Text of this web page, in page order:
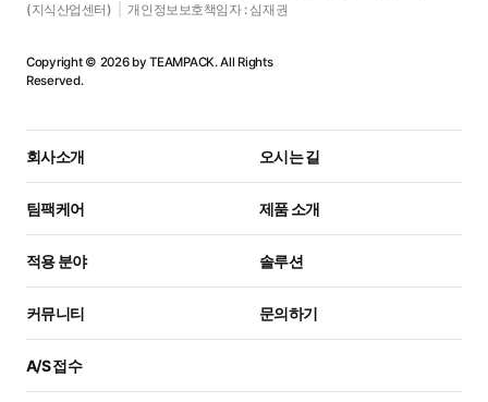
(지식산업센터)
개인정보보호책임자 : 심재권
Copyright © 2026 by TEAMPACK. All Rights
Reserved.
회사소개 오시는 길
팀팩케어 제품 소개
적용 분야 솔루션
커뮤니티 문의하기
A/S 접수